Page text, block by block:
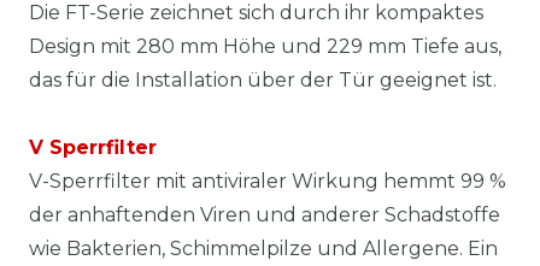
Die FT-Serie zeichnet sich durch ihr kompaktes
Design mit 280 mm Höhe und 229 mm Tiefe aus,
das für die Installation über der Tür geeignet ist.
V Sperrfilter
V-Sperrfilter mit antiviraler Wirkung hemmt 99 %
der anhaftenden Viren und anderer Schadstoffe
wie Bakterien, Schimmelpilze und Allergene. Ein